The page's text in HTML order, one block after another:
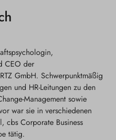
CEO der
GmbH. Schwerpunktmäßig
und HR-Leitungen zu den
Management sowie
war sie in verschiedenen
cbs Corporate Business
tätig.